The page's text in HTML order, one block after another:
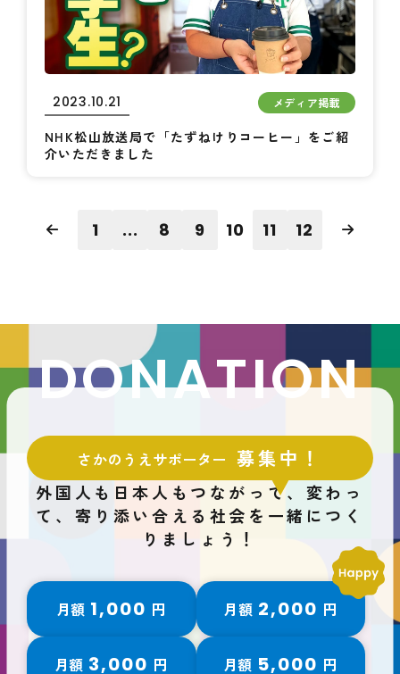
2023.10.21 メディア掲載
NHK松山放送局で「たずねけりコーヒー」をご紹
介いただきました
1 ... 8 9 10 11 12
DONATION
さかのうえサポーター 募集中！
外国人も日本人もつながって、変わっ
て、 寄り添い合える社会を一緒につく
りましょう！
月額 1,000 円 月額 2,000 円
月額 3,000 円 月額 5,000 円